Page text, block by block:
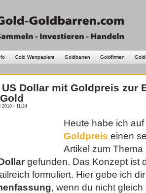
Gold Wertpapiere Goldbarren Goldfirmen
Dollar mit Goldpreis zur
2010 - 11:24
Heute habe ich
Goldpreis einen
Artikel zum Thema
gefunden. Das Konzept ist
formuliert. Hier gebe ich
, wenn du nicht